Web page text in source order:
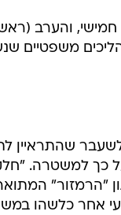
והערב
משפטיים
שהתראיין
כך למשטרה.
"הרמזור"
אחר כלשהו